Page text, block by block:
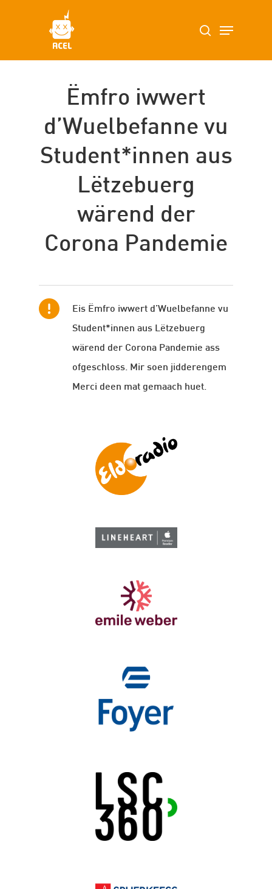
search
Ëmfro iwwert
d’Wuelbefanne vu
Student*innen aus
Lëtzebuerg
wärend der
Corona Pandemie
Eis Ëmfro iwwert d’Wuelbefanne vu
Student*innen aus Lëtzebuerg
wärend der Corona Pandemie ass
ofgeschloss. Mir soen jidderengem
Merci deen mat gemaach huet.